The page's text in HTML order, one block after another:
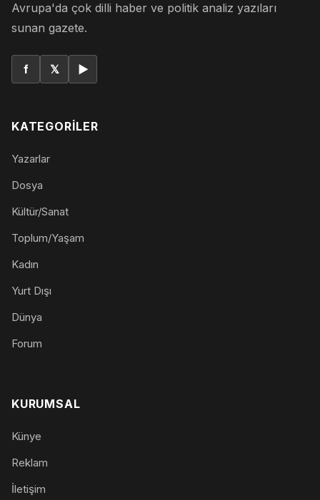
Avrupa'da çok dilli haber ve politik analiz yazıları
sunan gazete.
f 𝕏 ▶
KATEGORILER
Yazarlar
Dosya
Kültür/Sanat
Toplum/Yaşam
Kadın
Yurt Dışı
Dünya
Forum
KURUMSAL
Künye
Reklam
İletişim